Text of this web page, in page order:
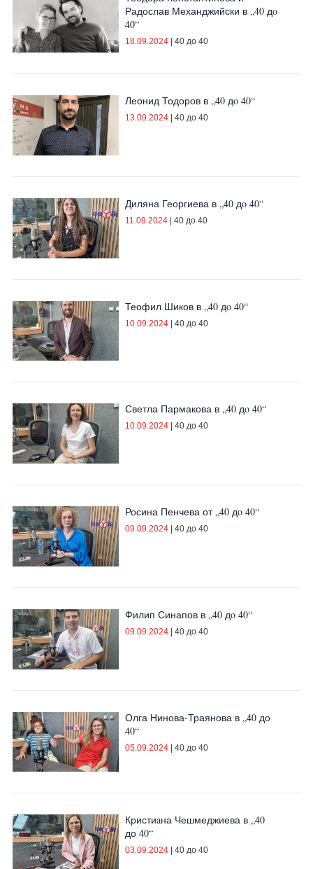
Радослав Механджийски в „40 дo
40“
18.09.2024| 40 до 40
Леонид Тодоров в „40 дo 40“
13.09.2024| 40 до 40
Диляна Георгиева в „40 дo 40“
11.09.2024| 40 до 40
Теофил Шиков в „40 дo 40“
10.09.2024| 40 до 40
Светла Пармакова в „40 дo 40“
10.09.2024| 40 до 40
Росина Пенчева от „40 дo 40“
09.09.2024| 40 до 40
Филип Синапов в „40 дo 40“
09.09.2024| 40 до 40
Олга Нинова-Траянова в „40 до
40“
05.09.2024| 40 до 40
Кристиaна Чешмеджиева в „40
до 40“
03.09.2024| 40 до 40